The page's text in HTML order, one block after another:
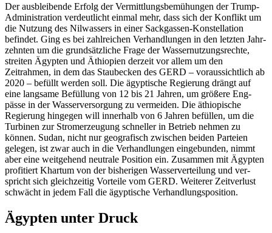
Der ausbleibende Erfolg der Vermittlungsbemühungen der Trump-
Adminis­tration verdeutlicht einmal mehr, dass sich der Konflikt um
die Nutzung des Nil­wassers in einer Sackgassen-Konstellation
befindet. Ging es bei zahlreichen Verhandlungen in den letzten Jahr­
zehnten um die grundsätzliche Frage der Wassernutzungsrechte,
strei­ten Ägyp­ten und Äthiopien derzeit vor allem um den
Zeitrahmen, in dem das Stau­becken des GERD – voraussichtlich ab
2020 – befüllt werden soll. Die ägyptische Regierung drängt auf
eine langsame Befül­lung von 12 bis 21 Jahren, um größere Eng­
pässe in der Wasserversorgung zu ver­mei­den. Die äthiopische
Regierung hin­gegen will innerhalb von 6 Jahren befüllen, um die
Tur­bi­nen zur Strom­erzeugung schneller in Betrieb nehmen zu
können. Sudan, nicht nur geografisch zwischen bei­den Parteien
gelegen, ist zwar auch in die Verhandlungen eingebunden, nimmt
aber eine weit­gehend neutrale Posi­tion ein. Zusam­men mit Ägypten
pro­fitiert Khartum von der bisherigen Wasserverteilung und ver­
spricht sich gleichzeitig Vorteile vom GERD. Wei­terer Zeitverlust
schwächt in jedem Fall die ägyptische Verhandlungsposition.
Ägypten unter Druck